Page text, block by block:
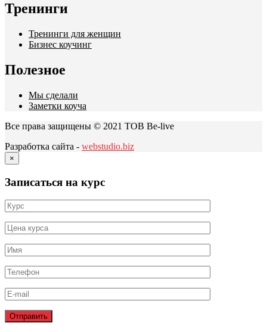
Тренинги
Тренинги для женщин
Бизнес коучинг
Полезное
Мы сделали
Заметки коуча
Все права защищены © 2021 ТОВ Be-live
Разработка сайта - webstudio.biz
×
Записаться на курс